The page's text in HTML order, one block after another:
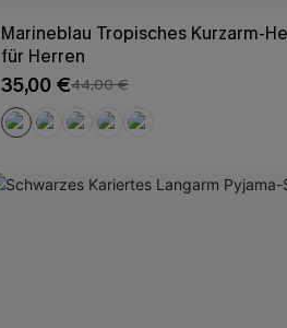
Marineblau Tropisches Kurzarm-
für Herren
35,00 €44,00 €